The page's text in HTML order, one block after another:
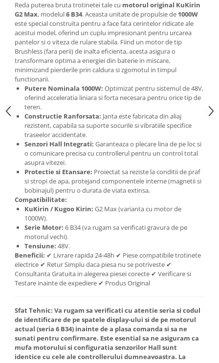
Reda puterea bruta trotinetei tale cu motorul original KuKirin
G2 Max, modelul6 B34. Aceasta unitate de propulsie de 1000W
este special construita pentru a face fata cerintelor ridicate ale
acestui model, oferind un cuplu impresionant pentru urcarea
pantelor si o viteza de rulare stabila. Fiind un motor de tip
Brushless (fara perii) de inalta eficienta, acesta asigura o
transformare optima a energiei din baterie in miscare,
minimizand pierderile prin caldura si zgomotul in timpul
functionarii.
Putere Nominala 1000W: Optimizat pentru sistemul de 48V,
oferind acceleratia liniara si forta necesara pentru orice tip de
teren.
Constructie Ranforsata: Janta este fabricata din aliaj
rezistent, capabila sa suporte socurile si vibratiile specifice
traseelor accidentate.
Senzori Hall Integrati: Garanteaza o plecare lina de pe loc si
o comunicare precisa cu controllerul pentru un control total
asupra vitezei.
Protectie si Etansare: Proiectat sa reziste la conditii de praf
si stropi de apa, protejand componentele interne (magnetii si
bobinajul) pentru o durata de viata extinsa.
Compatibilitate:
KuKirin / Kugoo Kirin: G2 Max (varianta cu motor de
1000W).
Serie Motor: 6 B34 (va rugam sa verificati gravura de pe
motorul vechi).
Tensiune: 48V.
Beneficii: ✔ Livrare rapida 24-48h ✔ Piese compatibile trotinete
electrice ✔ Retur Simplu daca piesa nu se potriveste ✔
Consultanta Gratuita in alegerea piesei corecte ✔ Verificare si
Testare inainte de expediere ✔ Produs Original
Sfat Tehnic: Va rugam sa verificati cu atentie seria si codul
de identificare de pe spatele display-ului si de pe motorul
actual (seria 6 B34) inainte de a plasa comanda si sa ne
sunati pentru confirmare. Este esential sa ne asiguram ca
mufa motorului si configuratia senzorilor Hall sunt
identice cu cele ale controllerului dumneavoastra. La